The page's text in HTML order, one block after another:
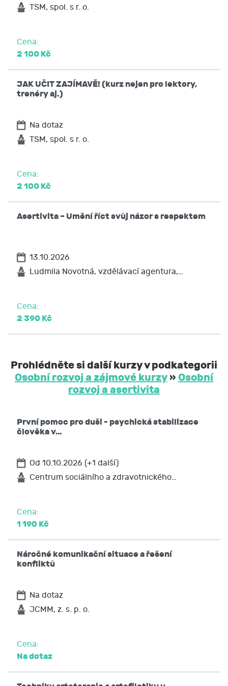
TSM, spol. s r. o.
Cena:
2 100 Kč
JAK UČIT ZAJÍMAVĚ! (kurz nejen pro lektory,
trenéry aj.)
Na dotaz
TSM, spol. s r. o.
Cena:
2 100 Kč
Asertivita – Umění říct svůj názor s respektem
13.10.2026
Ludmila Novotná, vzdělávací agentura,…
Cena:
2 390 Kč
Prohlédněte si další kurzy v podkategorii
Osobní rozvoj a zájmové kurzy » Osobní
rozvoj a asertivita
První pomoc pro duši - psychická stabilizace
člověka v…
Od 10.10.2026 (+1 další)
Centrum sociálního a zdravotnického…
Cena:
1 190 Kč
Náročné komunikační situace a řešení
konfliktů
Na dotaz
JCMM, z. s. p. o.
Cena:
Na dotaz